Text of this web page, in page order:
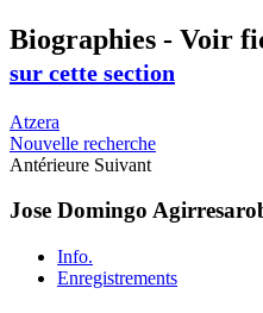
Biographies - Voir
sur cette section
Atzera
Nouvelle recherche
Antérieure Suivant
Jose Domingo
Info.
Enregistrements